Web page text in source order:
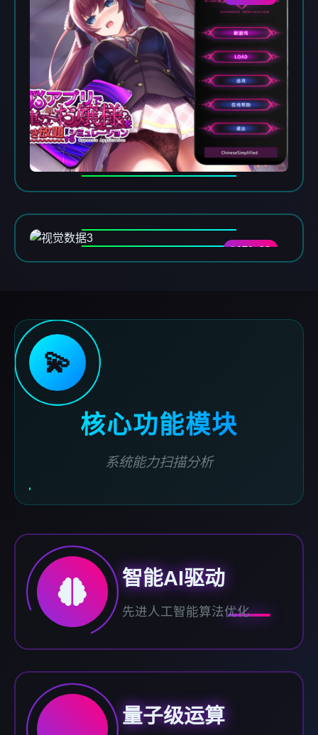
DATA-03
💫
核心功能模块
系统能力扫描分析
智能AI驱动
先进人工智能算法优化
量子级运算